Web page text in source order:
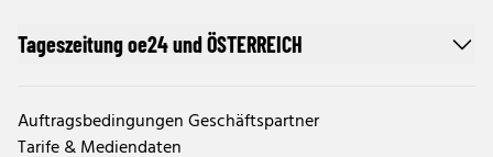
Tageszeitung oe24 und ÖSTERREICH
Auftragsbedingungen Geschäftspartner
Tarife & Mediendaten